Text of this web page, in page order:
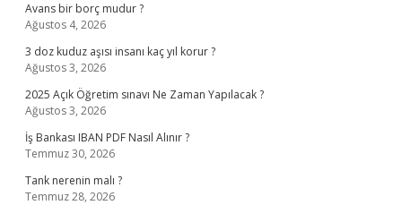
Avans bir borç mudur ?
Ağustos 4, 2026
3 doz kuduz aşısı insanı kaç yıl korur ?
Ağustos 3, 2026
2025 Açık Öğretim sınavı Ne Zaman Yapılacak ?
Ağustos 3, 2026
İş Bankası IBAN PDF Nasıl Alınır ?
Temmuz 30, 2026
Tank nerenin malı ?
Temmuz 28, 2026